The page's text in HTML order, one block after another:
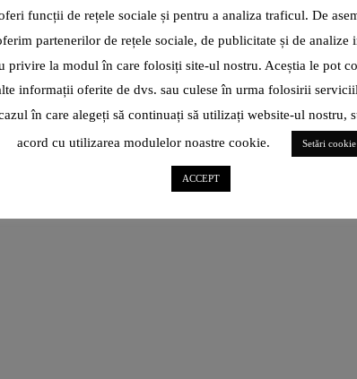
În focul competiției de pe
www.destinatiaanului.ro, unde Iașul e printre orașele
(e drept, alături de Brașov, orașul meu
SHARE
ROXANA BRĂNIȘTEANU:
funcții de rețele sociale și pentru a analiza traficul. De
partenerilor de rețele sociale, de publicitate și de analize
privire la modul în care folosiți site-ul nostru. Aceștia le pot
informații oferite de dvs. sau culese în urma folosirii
în care alegeți să continuați să utilizați website-ul nostru,
acord cu utilizarea modulelor noastre cookie.
Setări cookie
ACCEPT